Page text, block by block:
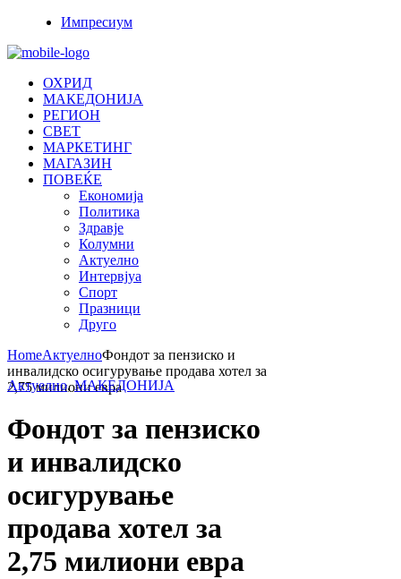
Импресиум
ОХРИД
МАКЕДОНИЈА
РЕГИОН
СВЕТ
МАРКЕТИНГ
МАГАЗИН
ПОВЕЌЕ
Економија
Политика
Здравје
Колумни
Актуелно
Интервјуа
Спорт
Празници
Друго
HomeАктуелноФондот за пензиско и
инвалидско осигурување продава хотел за
2,75 милиони евра
Актуелно,МАКЕДОНИЈА
Фондот за пензиско
и инвалидско
осигурување
продава хотел за
2,75 милиони евра